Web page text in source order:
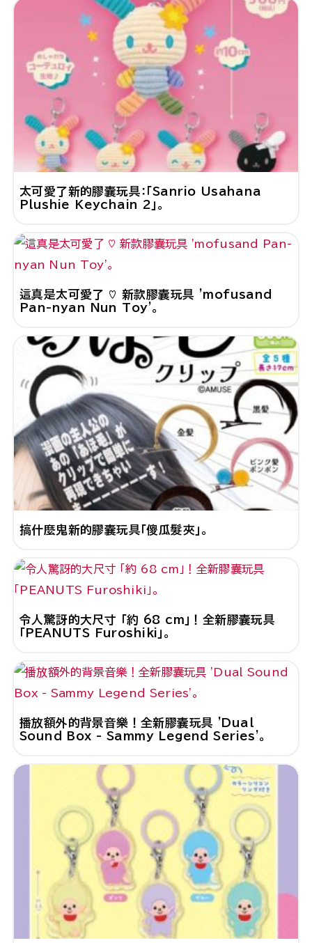
太可愛了新的膠囊玩具：「Sanrio Usahana
Plushie Keychain 2」。
這真是太可愛了 ♡ 新款膠囊玩具 'mofusand
Pan-nyan Nun Toy'。
搞什麼鬼新的膠囊玩具「傻瓜髮夾」。
令人驚訝的大尺寸 「約 68 cm」！全新膠囊玩具
「PEANUTS Furoshiki」。
播放額外的背景音樂！全新膠囊玩具 'Dual
Sound Box - Sammy Legend Series'。